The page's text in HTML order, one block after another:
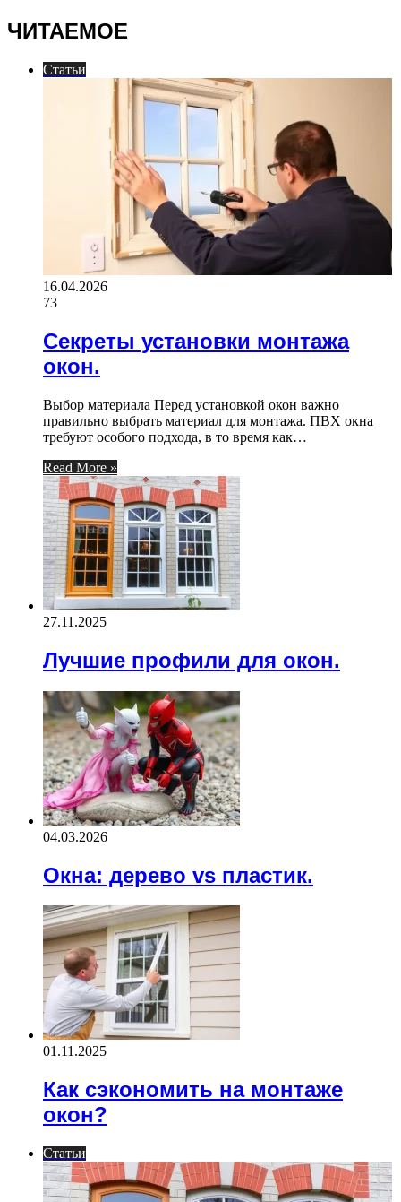
ЧИТАЕМОЕ
Статьи
16.04.2026
73
Секреты установки монтажа
окон.
Выбор материала Перед установкой окон важно
правильно выбрать материал для монтажа. ПВХ окна
требуют особого подхода, в то время как…
Read More »
27.11.2025
Лучшие профили для окон.
04.03.2026
Окна: дерево vs пластик.
01.11.2025
Как сэкономить на монтаже
окон?
Статьи